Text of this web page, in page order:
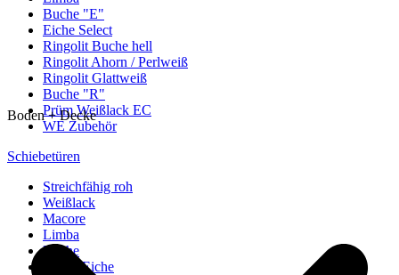
Buche "E"
Eiche Select
Ringolit Buche hell
Ringolit Ahorn / Perlweiß
Ringolit Glattweiß
Buche "R"
Prüm Weißlack EC
WE Zubehör
Schiebetüren
Streichfähig roh
Weißlack
Macore
Limba
Buche
europ. Eiche
Boden + Decke